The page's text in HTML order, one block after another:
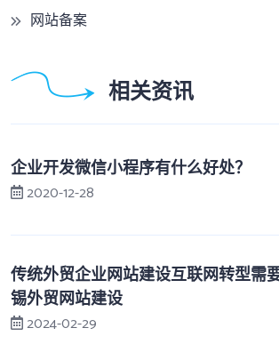
网站备案
相关资讯
企业开发微信小程序有什么好处？
2020-12-28
传统外贸企业网站建设互联网转型需
锡外贸网站建设
2024-02-29